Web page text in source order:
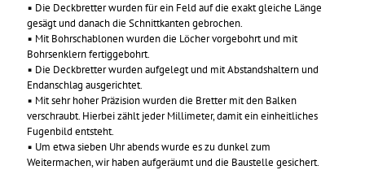
▪ Die Deckbretter wurden für ein Feld auf die exakt gleiche Länge
gesägt und danach die Schnittkanten gebrochen.
▪ Mit Bohrschablonen wurden die Löcher vorgebohrt und mit
Bohrsenklern fertiggebohrt.
▪ Die Deckbretter wurden aufgelegt und mit Abstandshaltern und
Endanschlag ausgerichtet.
▪ Mit sehr hoher Präzision wurden die Bretter mit den Balken
verschraubt. Hierbei zählt jeder Millimeter, damit ein einheitliches
Fugenbild entsteht.
▪ Um etwa sieben Uhr abends wurde es zu dunkel zum
Weitermachen, wir haben aufgeräumt und die Baustelle gesichert.